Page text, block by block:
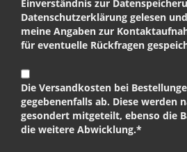
Einverständnis zur
Datenschutzerklärung gelesen
meine Angaben zur
für eventuelle Rückfragen
Die Versandkosten bei
gegebenenfalls ab. Diese werden
gesondert mitgeteilt, ebenso die
die weitere Abwicklung.*